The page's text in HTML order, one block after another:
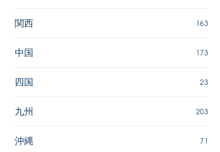
関西 163
中国 173
四国 23
九州 203
沖縄 71